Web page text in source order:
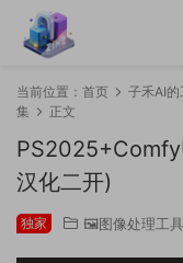
当前位置： 首页 子禾AI
集
正文
汉化二开)
独家 🖼️图像处理工